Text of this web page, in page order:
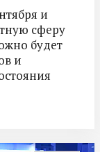
и
сферу
будет
и